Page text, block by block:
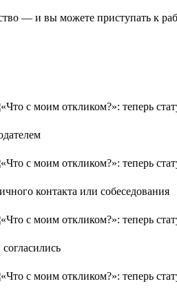
— и вы можете приступать к
контакта или собеседования